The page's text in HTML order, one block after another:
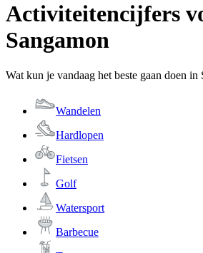
Activiteitencijfers
Sangamon
Wat kun je vandaag het beste gaan doen in
Wandelen
Hardlopen
Fietsen
Golf
Watersport
Barbecue